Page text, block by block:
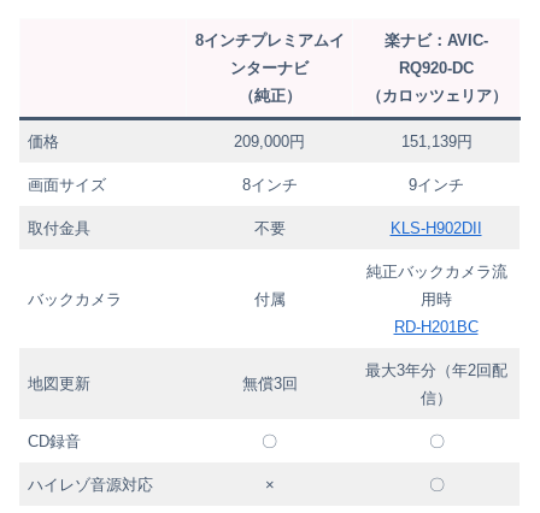
8インチプレミアムイ
ンターナビ
（純正）
楽ナビ：AVIC-
RQ920-DC
（カロッツェリア）
価格 209,000円 151,139円
画面サイズ 8インチ 9インチ
取付金具 不要 KLS-H902DII
バックカメラ 付属
純正バックカメラ流
用時
RD-H201BC
地図更新 無償3回
最大3年分（年2回配
信）
CD録音 〇 〇
ハイレゾ音源対応 × 〇